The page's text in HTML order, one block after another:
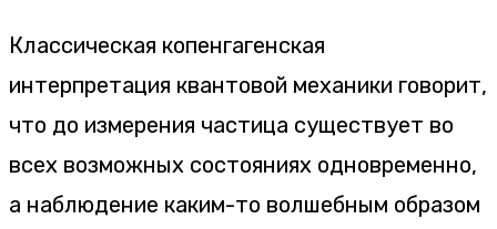
Классическая копенгагенская
интерпретация квантовой механики говорит,
что до измерения частица существует во
всех возможных состояниях одновременно,
а наблюдение каким-то волшебным образом